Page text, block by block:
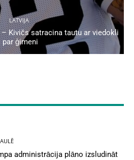
LATVIJA
– Kivičs satracina tautu ar viedokli
par ģimeni
administrācija plāno izsludināt